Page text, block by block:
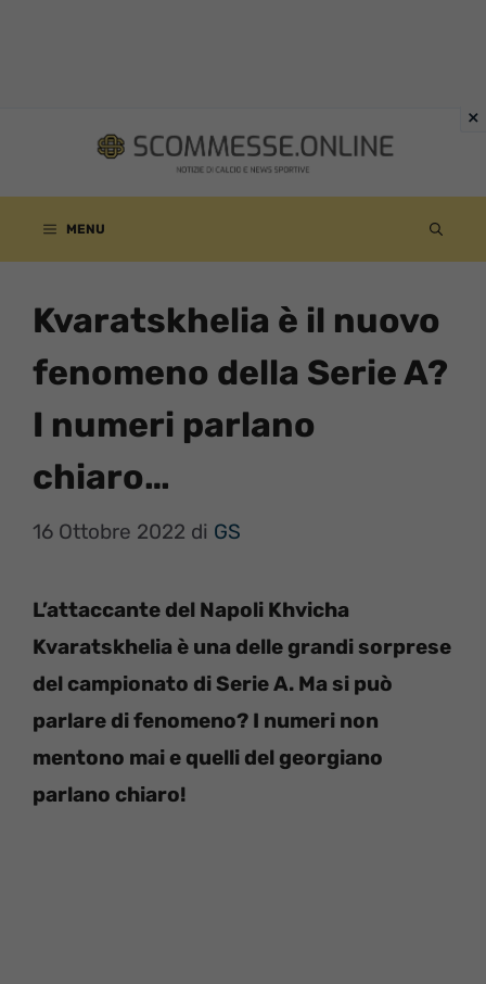
contenuto
MENU
Kvaratskhelia è il nuovo
fenomeno della Serie A?
I numeri parlano
chiaro…
16 Ottobre 2022 di GS
L’attaccante del Napoli Khvicha
Kvaratskhelia è una delle grandi sorprese
del campionato di Serie A. Ma si può
parlare di fenomeno? I numeri non
mentono mai e quelli del georgiano
parlano chiaro!